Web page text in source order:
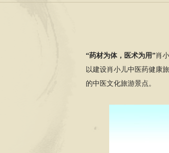
“药材为体，医术为用”肖
以建设肖小儿中医药健康
的中医文化旅游景点。